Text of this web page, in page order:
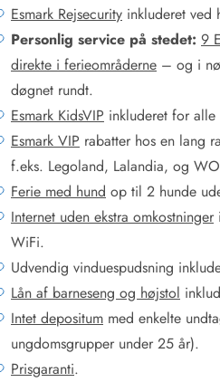
Esmark Rejsecurity inkluderet ved
Personlig service på stedet: 9
direkte i ferieområderne – og i
døgnet rundt.
Esmark KidsVIP inkluderet for
Esmark VIP rabatter hos en lang
f.eks. Legoland, Lalandia, og
Ferie med hund op til 2 hunde
Internet uden ekstra omkostninger
WiFi.
Udvendig vinduespudsning
Lån af barneseng og højstol
Intet depositum med enkelte
ungdomsgrupper under 25 år).
Prisgaranti.